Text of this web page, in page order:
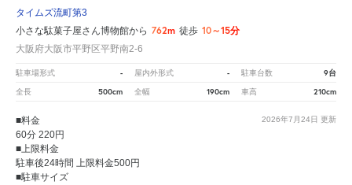
タイムズ流町第3
小さな駄菓子屋さん博物館から 762m 徒歩 10～15分
大阪府大阪市平野区平野南2-6
駐車場形式 - 屋内外形式 - 駐車台数 9台
全長 500cm 全幅 190cm 車高 210cm
2026年7月24日 更新
■料金
60分 220円
■上限料金
駐車後24時間 上限料金500円
■駐車サイズ